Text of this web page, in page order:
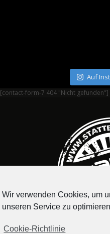
Auf
[contact-form-7 404 "Nicht gefunden"]
Wir verwenden Cookies, um
unseren Service zu
Cookie-Richtlinie